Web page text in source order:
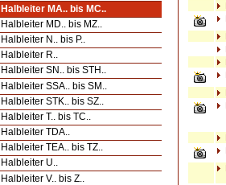
Halbleiter MA.. bis MC..
Halbleiter MD.. bis MZ..
Halbleiter N.. bis P..
Halbleiter R..
Halbleiter SN.. bis STH..
Halbleiter SSA.. bis SM..
Halbleiter STK.. bis SZ..
Halbleiter T.. bis TC..
Halbleiter TDA..
Halbleiter TEA.. bis TZ..
Halbleiter U..
Halbleiter V.. bis Z..